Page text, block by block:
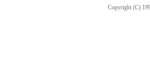
Copyright (C)